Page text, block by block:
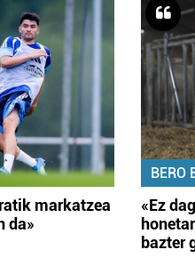
markatzea
da»
BERO
«Ez
bazter